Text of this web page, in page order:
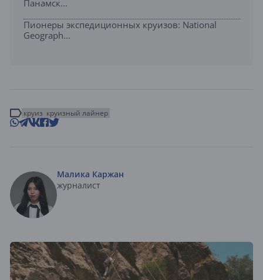
Панамск...
Пионеры экспедиционных круизов: National
Geograph...
круиз круизный лайнер
Малика Каржан
журналист